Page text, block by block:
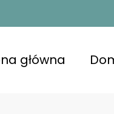
przestrzeń z
główna